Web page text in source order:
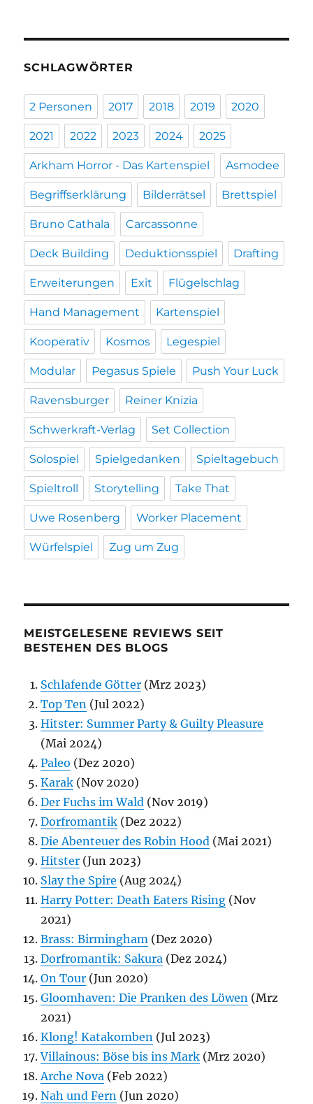
SCHLAGWÖRTER
2 Personen 2017 2018 2019 2020
2021 2022 2023 2024 2025
Arkham Horror - Das Kartenspiel Asmodee
Begriffserklärung Bilderrätsel Brettspiel
Bruno Cathala Carcassonne
Deck Building Deduktionsspiel Drafting
Erweiterungen Exit Flügelschlag
Hand Management Kartenspiel
Kooperativ Kosmos Legespiel
Modular Pegasus Spiele Push Your Luck
Ravensburger Reiner Knizia
Schwerkraft-Verlag Set Collection
Solospiel Spielgedanken Spieltagebuch
Spieltroll Storytelling Take That
Uwe Rosenberg Worker Placement
Würfelspiel Zug um Zug
MEISTGELESENE REVIEWS SEIT
BESTEHEN DES BLOGS
Schlafende Götter (Mrz 2023)
Top Ten (Jul 2022)
Hitster: Summer Party & Guilty Pleasure
(Mai 2024)
Paleo (Dez 2020)
Karak (Nov 2020)
Der Fuchs im Wald (Nov 2019)
Dorfromantik (Dez 2022)
Die Abenteuer des Robin Hood (Mai 2021)
Hitster (Jun 2023)
Slay the Spire (Aug 2024)
Harry Potter: Death Eaters Rising (Nov
2021)
Brass: Birmingham (Dez 2020)
Dorfromantik: Sakura (Dez 2024)
On Tour (Jun 2020)
Gloomhaven: Die Pranken des Löwen (Mrz
2021)
Klong! Katakomben (Jul 2023)
Villainous: Böse bis ins Mark (Mrz 2020)
Arche Nova (Feb 2022)
Nah und Fern (Jun 2020)